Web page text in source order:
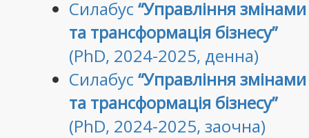
Силабус “Управління змінами
та трансформація бізнесу”
(PhD, 2024-2025, денна)
Силабус “Управління змінами
та трансформація бізнесу”
(PhD, 2024-2025, заочна)